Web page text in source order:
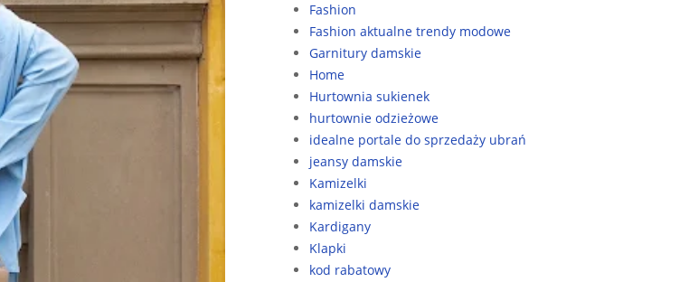
Fashion
Fashion aktualne trendy modowe
Garnitury damskie
Home
Hurtownia sukienek
hurtownie odzieżowe
idealne portale do sprzedaży ubrań
jeansy damskie
Kamizelki
kamizelki damskie
Kardigany
Klapki
kod rabatowy